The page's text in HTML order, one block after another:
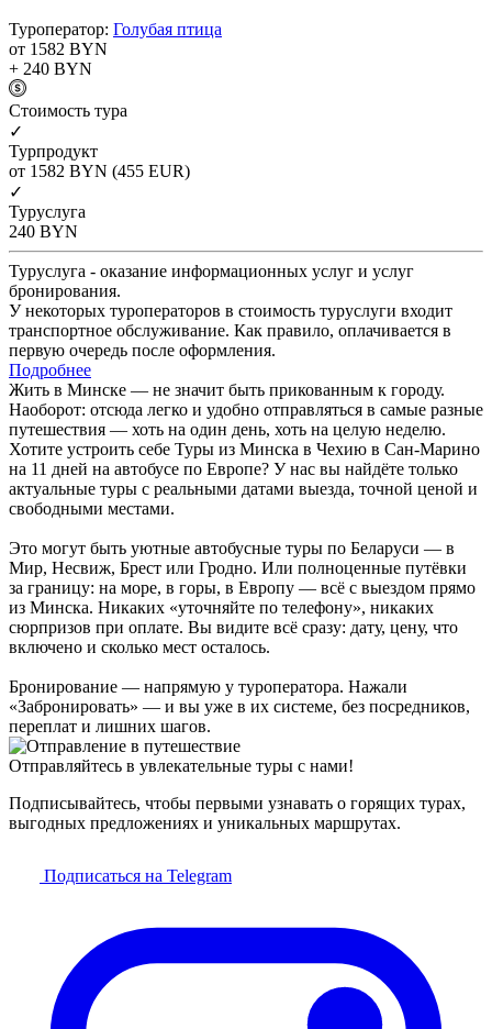
Туроператор: Голубая птица
от 1582 BYN
+ 240 BYN
Cтоимость тура
✓
Турпродукт
от 1582 BYN (455 EUR)
✓
Туруслуга
240 BYN
Туруслуга - оказание информационных услуг и услуг
бронирования.
У некоторых туроператоров в стоимость туруслуги входит
транспортное обслуживание. Как правило, оплачивается в
первую очередь после оформления.
Подробнее
Жить в Минске — не значит быть прикованным к городу.
Наоборот: отсюда легко и удобно отправляться в самые разные
путешествия — хоть на один день, хоть на целую неделю.
Хотите устроить себе Туры из Минска в Чехию в Сан-Марино
на 11 дней на автобусе по Европе? У нас вы найдёте только
актуальные туры с реальными датами выезда, точной ценой и
свободными местами.
Это могут быть уютные автобусные туры по Беларуси — в
Мир, Несвиж, Брест или Гродно. Или полноценные путёвки
за границу: на море, в горы, в Европу — всё с выездом прямо
из Минска. Никаких «уточняйте по телефону», никаких
сюрпризов при оплате. Вы видите всё сразу: дату, цену, что
включено и сколько мест осталось.
Бронирование — напрямую у туроператора. Нажали
«Забронировать» — и вы уже в их системе, без посредников,
переплат и лишних шагов.
Отправляйтесь в увлекательные туры с нами!
Подписывайтесь, чтобы первыми узнавать о горящих турах,
выгодных предложениях и уникальных маршрутах.
Подписаться на Telegram